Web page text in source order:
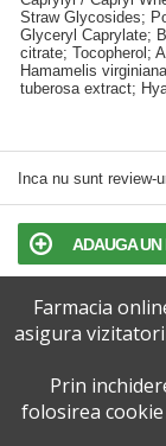
Straw Glycosides;
Glyceryl Caprylate;
citrate; Tocopherol;
Hamamelis
tuberosa extract;
Inca nu sunt review-
ADAUGA UN
TERMENI SI
POLITICA DE
VERSIUNEA
Farmacia
asigura
Prin
folosirea